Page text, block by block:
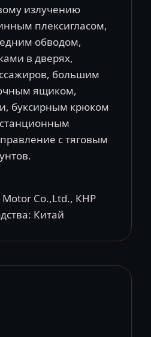
излучению
плексигласом,
обводом,
в дверях,
большим
ящиком,
буксирным крюком
с тяговым
Motor Co.,Ltd., КНР
Китай